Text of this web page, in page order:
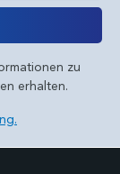
zu
erhalten.